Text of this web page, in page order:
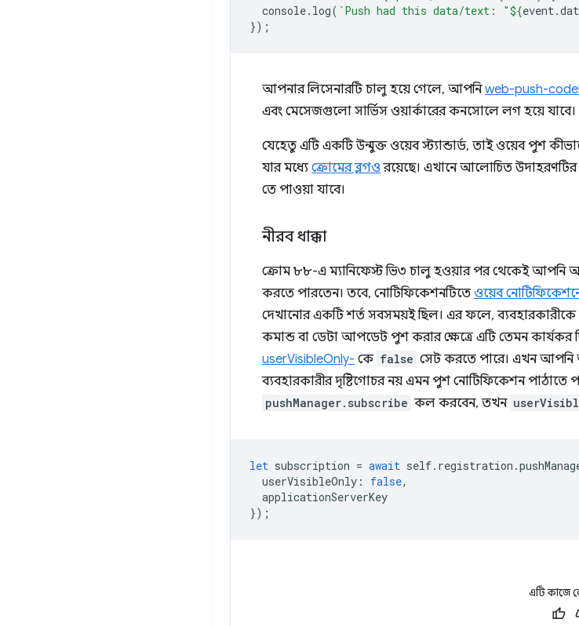
console. log( `Push had this data/text: "${event.
});
আপনার লিসেনারটি চালু হয়ে গেলে, আপনিweb-push-
এবং মেসেজগুলো সার্ভিস ওয়ার্কারের কনসোলে লগ হয়ে যাবে।
যেহেতু এটি একটি উন্মুক্ত ওয়েব স্ট্যান্ডার্ড, তাই ওয়েব পুশ
যার মধ্যে ক্রোমের ব্লগও রয়েছে। এখানে আলোচিত
তে পাওয়া যাবে।
নীরব ধাক্কা
ক্রোম ৮৮-এ ম্যানিফেস্ট ভি৩ চালু হওয়ার পর থেকেই আপনি
করতে পারতেন। তবে, নোটিফিকেশনটিতে ওয়েব
দেখানোর একটি শর্ত সবসময়ই ছিল। এর ফলে, ব্যবহারকারীকে
কমান্ড বা ডেটা আপডেট পুশ করার ক্ষেত্রে এটি তেমন কার্যকর
userVisibleOnly- কে false সেট করতে পারে। এখন আপনি
ব্যবহারকারীর দৃষ্টিগোচর নয় এমন পুশ নোটিফিকেশন পাঠাতে
pushManager.subscribe কল করবেন, তখন
let subscription = await self. registration .
userVisibleOnly : false,
applicationServerKey
});
এটি কাজে